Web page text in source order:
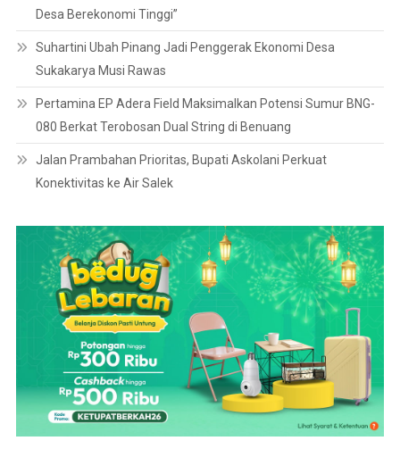
Desa Berekonomi Tinggi”
Suhartini Ubah Pinang Jadi Penggerak Ekonomi Desa
Sukakarya Musi Rawas
Pertamina EP Adera Field Maksimalkan Potensi Sumur BNG-
080 Berkat Terobosan Dual String di Benuang
Jalan Prambahan Prioritas, Bupati Askolani Perkuat
Konektivitas ke Air Salek